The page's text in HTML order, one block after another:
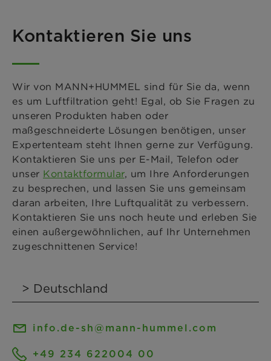
Kontaktieren Sie uns
Wir von MANN+HUMMEL sind für Sie da, wenn
es um Luftfiltration geht! Egal, ob Sie Fragen zu
unseren Produkten haben oder
maßgeschneiderte Lösungen benötigen, unser
Expertenteam steht Ihnen gerne zur Verfügung.
Kontaktieren Sie uns per E-Mail, Telefon oder
unser Kontaktformular, um Ihre Anforderungen
zu besprechen, und lassen Sie uns gemeinsam
daran arbeiten, Ihre Luftqualität zu verbessern.
Kontaktieren Sie uns noch heute und erleben Sie
einen außergewöhnlichen, auf Ihr Unternehmen
zugeschnittenen Service!
info.de-sh@mann-hummel.com
+49 234 622004 00